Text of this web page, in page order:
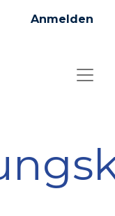
Anmelden